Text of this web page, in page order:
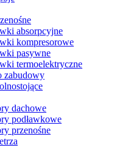
absorpcyjne
kompresorowe
pasywne
termoelektryczne
zabudowy
dachowe
podławkowe
przenośne